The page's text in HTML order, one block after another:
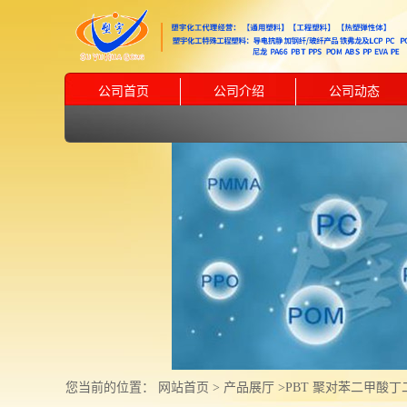
公司首页 公司介绍 公司动态
您当前的位置： 网站首页 > 产品展厅 >PBT 聚对苯二甲酸丁